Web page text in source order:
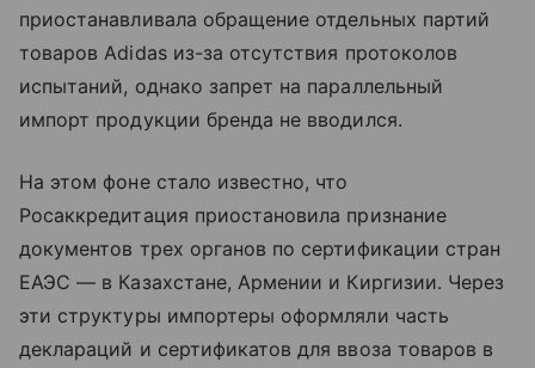
приостанавливала обращение отдельных партий
товаров Adidas из-за отсутствия протоколов
испытаний, однако запрет на параллельный
импорт продукции бренда не вводился.
На этом фоне стало известно, что
Росаккредитация приостановила признание
документов трех органов по сертификации стран
ЕАЭС — в Казахстане, Армении и Киргизии. Через
эти структуры импортеры оформляли часть
деклараций и сертификатов для ввоза товаров в